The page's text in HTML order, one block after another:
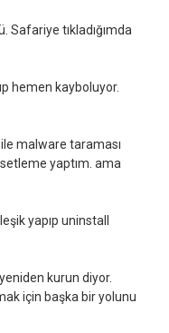
Safariye tıkladığımda
hemen kayboluyor.
malware taraması
yaptım. ama
yapıp uninstall
kurun diyor.
için başka bir yolunu